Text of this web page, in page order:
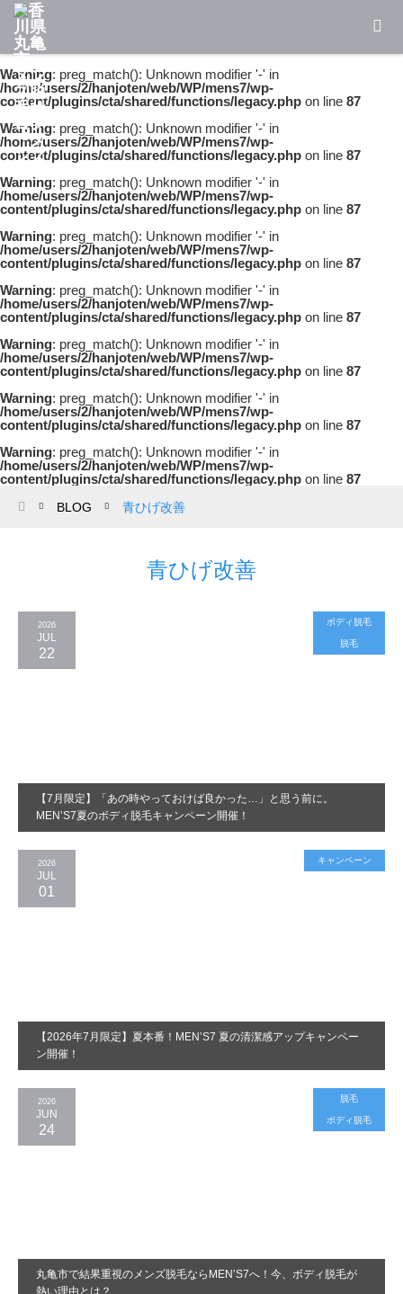
Warning: preg_match(): Unknown modifier '-' in
/home/users/2/hanjoten/web/WP/mens7/wp-
content/plugins/cta/shared/functions/legacy.php on line 87
Warning: preg_match(): Unknown modifier '-' in
/home/users/2/hanjoten/web/WP/mens7/wp-
content/plugins/cta/shared/functions/legacy.php on line 87
Warning: preg_match(): Unknown modifier '-' in
/home/users/2/hanjoten/web/WP/mens7/wp-
content/plugins/cta/shared/functions/legacy.php on line 87
Warning: preg_match(): Unknown modifier '-' in
/home/users/2/hanjoten/web/WP/mens7/wp-
content/plugins/cta/shared/functions/legacy.php on line 87
Warning: preg_match(): Unknown modifier '-' in
/home/users/2/hanjoten/web/WP/mens7/wp-
content/plugins/cta/shared/functions/legacy.php on line 87
Warning: preg_match(): Unknown modifier '-' in
/home/users/2/hanjoten/web/WP/mens7/wp-
content/plugins/cta/shared/functions/legacy.php on line 87
Warning: preg_match(): Unknown modifier '-' in
/home/users/2/hanjoten/web/WP/mens7/wp-
content/plugins/cta/shared/functions/legacy.php on line 87
Warning: preg_match(): Unknown modifier '-' in
/home/users/2/hanjoten/web/WP/mens7/wp-
content/plugins/cta/shared/functions/legacy.php on line 87
ホーム
BLOG 青ひげ改善
青ひげ改善
【7月限定】「あの時やっておけば良かった…」と思う前に。
MEN’S7夏のボディ脱毛キャンペーン開催！
2026
JUL
22
ボディ脱毛
脱毛
【2026年7月限定】夏本番！MEN’S7 夏の清潔感アップキャンペー
ン開催！
2026
JUL
01
キャンペーン
丸亀市で結果重視のメンズ脱毛ならMEN’S7へ！今、ボディ脱毛が
2026
JUN
24
脱毛
ボディ脱毛